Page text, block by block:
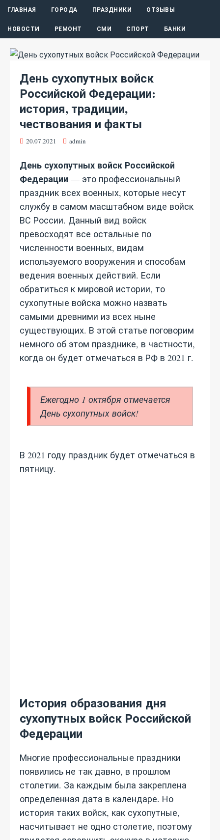
ГЛАВНАЯ ГОРОДА ПРАЗДНИКИ ОТЗЫВЫ
НОВОСТИ РЕМОНТ СМИ СПОРТ БАНКИ
День сухопутных войск
Российской Федерации:
история, традиции,
чествования и факты
20.07.2021 admin
День сухопутных войск Российской
Федерации — это профессиональный
праздник всех военных, которые несут
службу в самом масштабном виде войск
ВС России. Данный вид войск
превосходят все остальные по
численности военных, видам
используемого вооружения и способам
ведения военных действий. Если
обратиться к мировой истории, то
сухопутные войска можно назвать
самыми древними из всех ныне
существующих. В этой статье поговорим
немного об этом празднике, в частности,
когда он будет отмечаться в РФ в 2021 г.
Ежегодно 1 октября отмечается
День сухопутных войск!
В 2021 году праздник будет отмечаться в
пятницу.
История образования дня
сухопутных войск Российской
Федерации
Многие профессиональные праздники
появились не так давно, в прошлом
столетии. За каждым была закреплена
определенная дата в календаре. Но
история таких войск, как сухопутные,
насчитывает не одно столетие, поэтому